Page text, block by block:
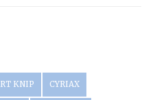
KNIP CYRIAX